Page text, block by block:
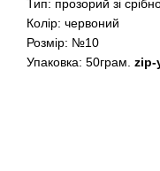
Тип: прозорий зі
Колір: червоний
Розмір: №10
Упаковка: 50грам. zip-